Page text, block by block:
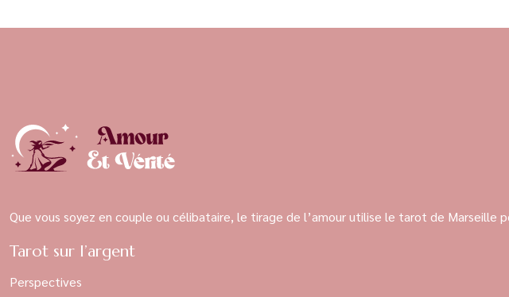
Que vous soyez en couple ou célibataire, le tirage de l’amour utilise le tarot de Marseille
Tarot sur l’argent
Perspectives